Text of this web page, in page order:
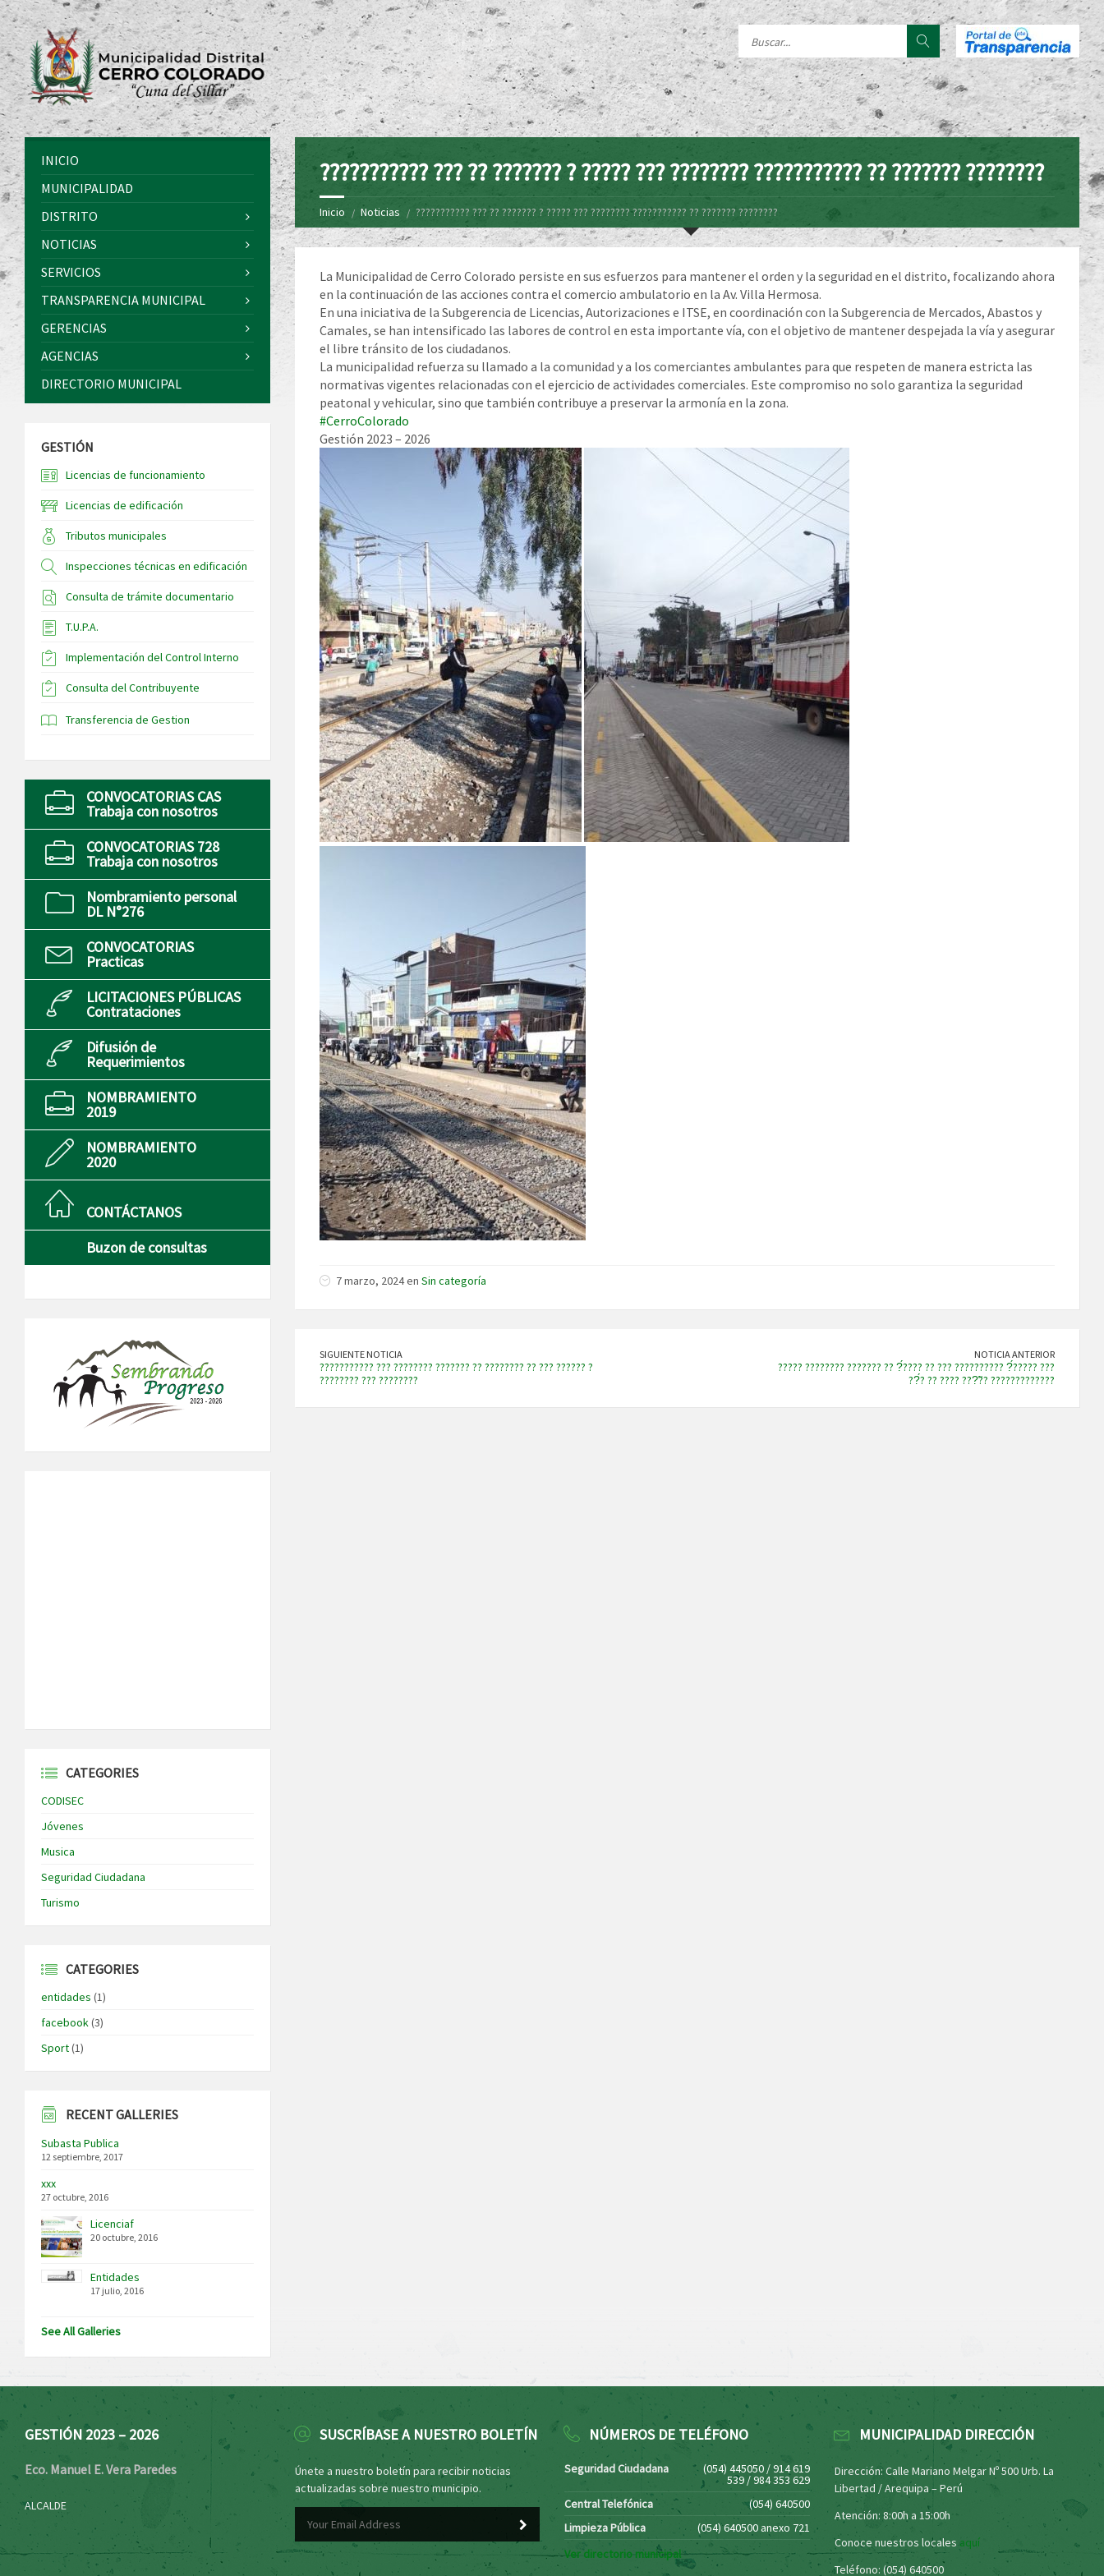
??????????? ??? ?? ??????? ? ????? ??? ???????? ??????????? ?? ??????? ????????
Inicio Noticias ??????????? ??? ?? ??????? ? ????? ??? ???????? ??????????? ?? ??????? ????????
La Municipalidad de Cerro Colorado persiste en sus esfuerzos para mantener el orden y la seguridad en el distrito, focalizando ahora
en la continuación de las acciones contra el comercio ambulatorio en la Av. Villa Hermosa.
En una iniciativa de la Subgerencia de Licencias, Autorizaciones e ITSE, en coordinación con la Subgerencia de Mercados, Abastos y
Camales, se han intensificado las labores de control en esta importante vía, con el objetivo de mantener despejada la vía y asegurar
el libre tránsito de los ciudadanos.
La municipalidad refuerza su llamado a la comunidad y a los comerciantes ambulantes para que respeten de manera estricta las
normativas vigentes relacionadas con el ejercicio de actividades comerciales. Este compromiso no solo garantiza la seguridad
peatonal y vehicular, sino que también contribuye a preservar la armonía en la zona.
#CerroColorado
Gestión 2023 – 2026
7 marzo, 2024 en Sin categoría
SIGUIENTE NOTICIA
??????????? ??? ???????? ??????? ?? ???????? ?? ??? ?????? ?
???????? ??? ????????
NOTICIA ANTERIOR
????? ???????? ??????? ?? ?́???? ?? ??? ?????????? ?́????? ???
??́? ?? ???? ???̃?? ?????????????
INICIO
MUNICIPALIDAD
DISTRITO
NOTICIAS
SERVICIOS
TRANSPARENCIA MUNICIPAL
GERENCIAS
AGENCIAS
DIRECTORIO MUNICIPAL
GESTIÓN
Licencias de funcionamiento
Licencias de edificación
Tributos municipales
Inspecciones técnicas en edificación
Consulta de trámite documentario
T.U.P.A.
Implementación del Control Interno
Consulta del Contribuyente
Transferencia de Gestion
CONVOCATORIAS CAS
Trabaja con nosotros
CONVOCATORIAS 728
Trabaja con nosotros
Nombramiento personal
DL N°276
CONVOCATORIAS
Practicas
LICITACIONES PÚBLICAS
Contrataciones
Difusión de
Requerimientos
NOMBRAMIENTO
2019
NOMBRAMIENTO
2020
CONTÁCTANOS
Buzon de consultas
CATEGORIES
CODISEC
Jóvenes
Musica
Seguridad Ciudadana
Turismo
CATEGORIES
entidades (1)
facebook(3)
Sport(1)
RECENT GALLERIES
Subasta Publica
12 septiembre, 2017
xxx
27 octubre, 2016
Licenciaf
20 octubre, 2016
Entidades
17 julio, 2016
See All Galleries
GESTIÓN 2023 – 2026
Eco. Manuel E. Vera Paredes
ALCALDE
SUSCRÍBASE A NUESTRO BOLETÍN
Únete a nuestro boletín para recibir noticias
actualizadas sobre nuestro municipio.
NÚMEROS DE TELÉFONO
Seguridad Ciudadana (054) 445050 / 914 619
539 / 984 353 629
Central Telefónica
(054) 640500
Limpieza Pública
(054) 640500 anexo 721
Ver directorio municipal
MUNICIPALIDAD DIRECCIÓN
Dirección: Calle Mariano Melgar Nº 500 Urb. La
Libertad / Arequipa – Perú
Atención: 8:00h a 15:00h
Conoce nuestros locales aquí
Teléfono: (054) 640500